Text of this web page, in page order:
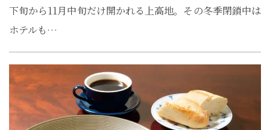
下旬から11月中旬だけ開かれる上高地。その冬季閉鎖中は
ホテルも…